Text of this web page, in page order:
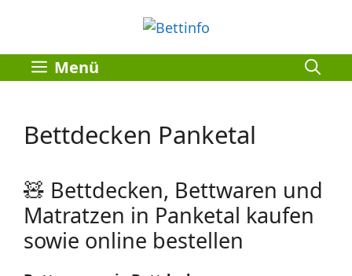
springen
Menü
Bettdecken Panketal
🧸 Bettdecken, Bettwaren und
Matratzen in Panketal kaufen
sowie online bestellen